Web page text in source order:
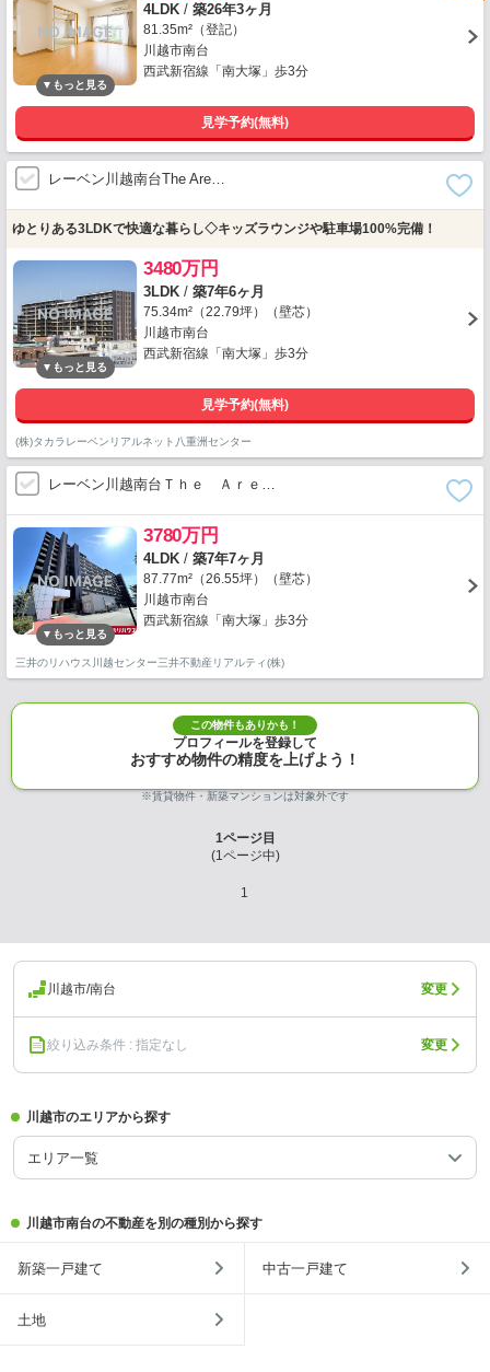
4LDK / 築26年3ヶ月
81.35m²（登記）
川越市南台
西武新宿線「南大塚」歩3分
見学予約(無料)
レーベン川越南台The Are…
ゆとりある3LDKで快適な暮らし◇キッズラウンジや駐車場100%完備！
3480万円
3LDK / 築7年6ヶ月
75.34m²（22.79坪）（壁芯）
川越市南台
西武新宿線「南大塚」歩3分
見学予約(無料)
(株)タカラレーベンリアルネット八重洲センター
レーベン川越南台Ｔｈｅ Ａｒｅ…
3780万円
4LDK / 築7年7ヶ月
87.77m²（26.55坪）（壁芯）
川越市南台
西武新宿線「南大塚」歩3分
三井のリハウス川越センター三井不動産リアルティ(株)
この物件もありかも！
プロフィールを登録して
おすすめ物件の精度を上げよう！
※賃貸物件・新築マンションは対象外です
1ページ目
(1ページ中)
1
川越市/南台 変更
絞り込み条件 : 指定なし 変更
川越市のエリアから探す
エリア一覧
川越市南台の不動産を別の種別から探す
新築一戸建て 中古一戸建て
土地